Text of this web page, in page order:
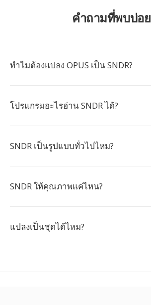
คำถามที่พบบ่อย
ทำไมต้องแปลง OPUS เป็น SNDR?
โปรแกรมอะไรอ่าน SNDR ได้?
SNDR เป็นรูปแบบทั่วไปไหม?
SNDR ให้คุณภาพแค่ไหน?
แปลงเป็นชุดได้ไหม?